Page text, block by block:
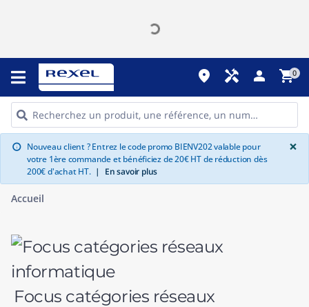
place handyman person shopping_cart0
info Nouveau client ? Entrez le code promo BIENV202 valable pour
votre 1ère commande et bénéficiez de 20€ HT de réduction dès
200€ d'achat HT. | En savoir plus
×
Accueil
Focus catégories réseaux